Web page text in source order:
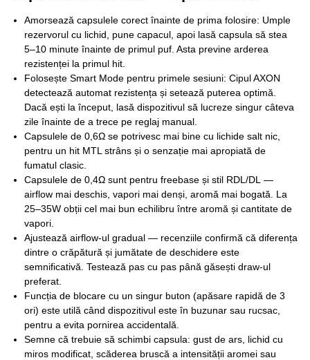
Amorsează capsulele corect înainte de prima folosire: Umple
rezervorul cu lichid, pune capacul, apoi lasă capsula să stea
5–10 minute înainte de primul puf. Asta previne arderea
rezistenței la primul hit.
Folosește Smart Mode pentru primele sesiuni: Cipul AXON
detectează automat rezistența și setează puterea optimă.
Dacă ești la început, lasă dispozitivul să lucreze singur câteva
zile înainte de a trece pe reglaj manual.
Capsulele de 0,6Ω se potrivesc mai bine cu lichide salt nic,
pentru un hit MTL strâns și o senzație mai apropiată de
fumatul clasic.
Capsulele de 0,4Ω sunt pentru freebase și stil RDL/DL —
airflow mai deschis, vapori mai denși, aromă mai bogată. La
25–35W obții cel mai bun echilibru între aromă și cantitate de
vapori.
Ajustează airflow-ul gradual — recenziile confirmă că diferența
dintre o crăpătură și jumătate de deschidere este
semnificativă. Testează pas cu pas până găsești draw-ul
preferat.
Funcția de blocare cu un singur buton (apăsare rapidă de 3
ori) este utilă când dispozitivul este în buzunar sau rucsac,
pentru a evita pornirea accidentală.
Semne că trebuie să schimbi capsula: gust de ars, lichid cu
miros modificat, scăderea bruscă a intensității aromei sau